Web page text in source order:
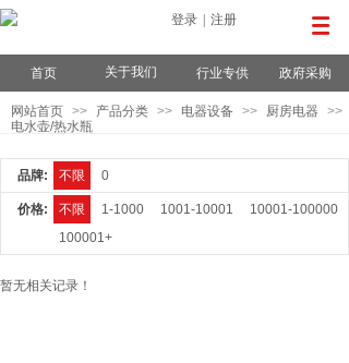
登录 注册
首页 关于我们 行业专供 政府采购
网站首页 >> 产品分类 >> 电器设备 >> 厨房电器
>>
电水壶/热水瓶
品牌: 不限 0
价格: 不限 1-1000 1001-10001
10001-100000
100001+
暂无相关记录！